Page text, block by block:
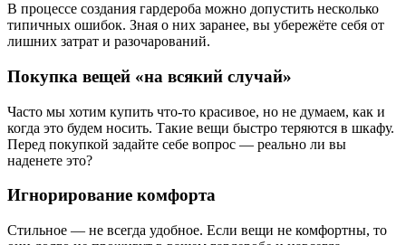
В процессе создания гардероба можно допустить несколько
типичных ошибок. Зная о них заранее, вы убережёте себя от
лишних затрат и разочарований.
Покупка вещей «на всякий случай»
Часто мы хотим купить что-то красивое, но не думаем, как и
когда это будем носить. Такие вещи быстро теряются в шкафу.
Перед покупкой задайте себе вопрос — реально ли вы
наденете это?
Игнорирование комфорта
Стильное — не всегда удобное. Если вещи не комфортны, то